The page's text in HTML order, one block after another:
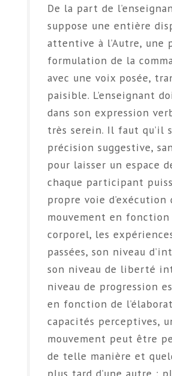
De la part de
suppose une entière
attentive à l’Autre, une
formulation de la
avec une voix posée,
paisible. L’enseignant
dans son expression
très serein. Il faut qu’il
précision suggestive,
pour laisser un espace
chaque participant
propre voie d’exécution
mouvement en fonction
corporel, les
passées, son niveau
son niveau de liberté
niveau de progression
en fonction de
capacités perceptives,
mouvement peut être
de telle manière et